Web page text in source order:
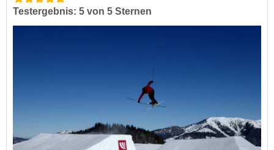
Testergebnis: 5 von 5 Sternen